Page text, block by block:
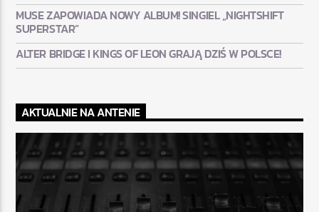
MUSE ZAPOWIADA NOWY ALBUM! SINGIEL „NIGHTSHIFT
SUPERSTAR”
ALTER BRIDGE I KINGS OF LEON GRAJĄ DZIŚ W POLSCE!
AKTUALNIE NA ANTENIE